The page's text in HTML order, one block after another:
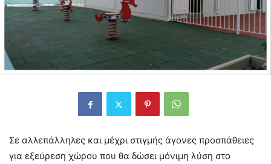
Σε αλλεπάλληλες και μέχρι στιγμής άγονες προσπάθειες
για εξεύρεση χώρου που θα δώσει μόνιμη λύση στο